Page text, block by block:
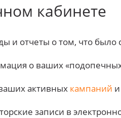
кабинете
и отчеты о том, что было
о ваших
активных кампаний
записи в